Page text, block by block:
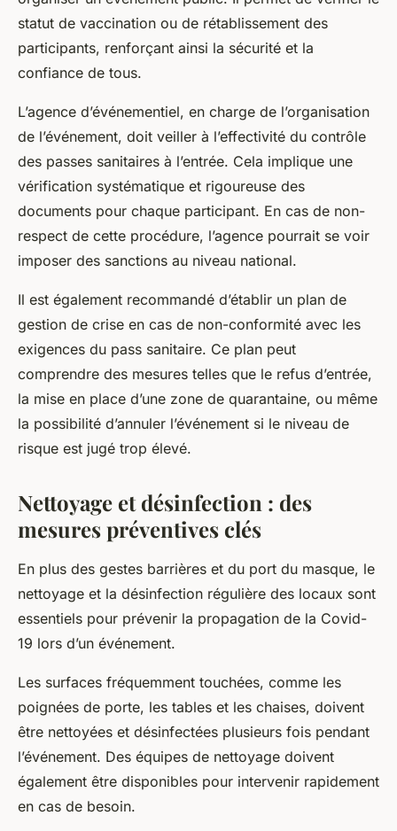
statut de vaccination ou de rétablissement des
participants, renforçant ainsi la sécurité et la
confiance de tous.
L’agence d’événementiel, en charge de l’organisation
de l’événement, doit veiller à l’effectivité du contrôle
des passes sanitaires à l’entrée. Cela implique une
vérification systématique et rigoureuse des
documents pour chaque participant. En cas de non-
respect de cette procédure, l’agence pourrait se voir
imposer des sanctions au niveau national.
Il est également recommandé d’établir un plan de
gestion de crise en cas de non-conformité avec les
exigences du pass sanitaire. Ce plan peut
comprendre des mesures telles que le refus d’entrée,
la mise en place d’une zone de quarantaine, ou même
la possibilité d’annuler l’événement si le niveau de
risque est jugé trop élevé.
Nettoyage et désinfection : des
mesures préventives clés
En plus des gestes barrières et du port du masque, le
nettoyage et la désinfection régulière des locaux sont
essentiels pour prévenir la propagation de la Covid-
19 lors d’un événement.
Les surfaces fréquemment touchées, comme les
poignées de porte, les tables et les chaises, doivent
être nettoyées et désinfectées plusieurs fois pendant
l’événement. Des équipes de nettoyage doivent
également être disponibles pour intervenir rapidement
en cas de besoin.